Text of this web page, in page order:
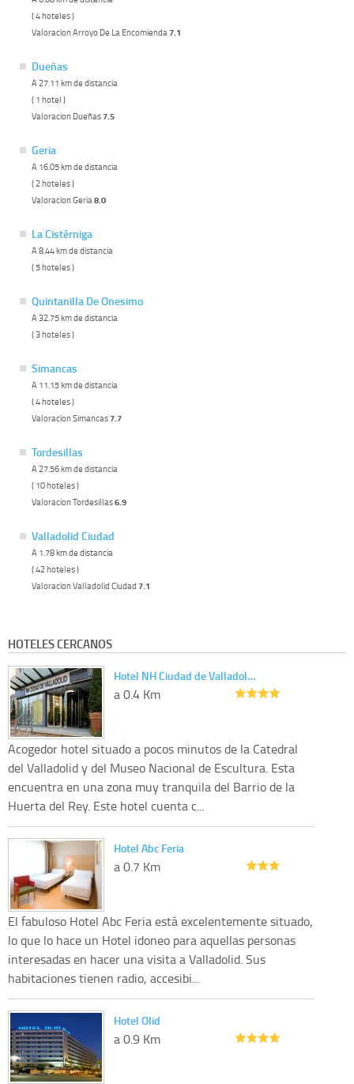
( 4 hoteles )
Valoracion Arroyo De La Encomienda7.1
Dueñas
A 27.11 km de distancia
( 1 hotel )
Valoracion Dueñas7.5
Geria
A 16.05 km de distancia
( 2 hoteles )
Valoracion Geria8.0
La Cistérniga
A 8.44 km de distancia
( 5 hoteles )
Quintanilla De Onesimo
A 32.75 km de distancia
( 3 hoteles )
Simancas
A 11.15 km de distancia
( 4 hoteles )
Valoracion Simancas7.7
Tordesillas
A 27.56 km de distancia
( 10 hoteles )
Valoracion Tordesillas6.9
Valladolid Ciudad
A 1.78 km de distancia
( 42 hoteles )
Valoracion Valladolid Ciudad 7.1
HOTELES CERCANOS
Hotel NH Ciudad de Valladol…
a 0.4 Km
Acogedor hotel situado a pocos minutos de la Catedral
del Valladolid y del Museo Nacional de Escultura. Esta
encuentra en una zona muy tranquila del Barrio de la
Huerta del Rey. Este hotel cuenta c...
Hotel Abc Feria
a 0.7 Km
El fabuloso Hotel Abc Feria está excelentemente situado,
lo que lo hace un Hotel idoneo para aquellas personas
interesadas en hacer una visita a Valladolid. Sus
habitaciones tienen radio, accesibi...
Hotel Olid
a 0.9 Km